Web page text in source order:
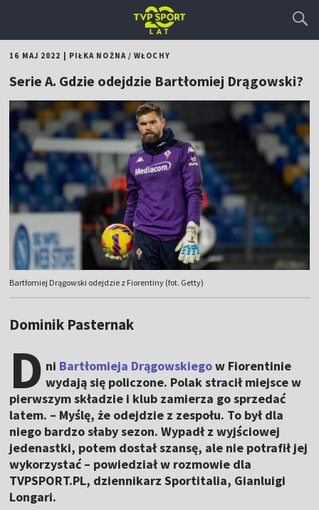
16 MAJ 2022 PIŁKA NOŻNA/WŁOCHY
Serie A. Gdzie odejdzie Bartłomiej Drągowski?
Bartłomiej Drągowski odejdzie z Fiorentiny (fot. Getty)
Dominik Pasternak
D ni Bartłomieja Drągowskiegow Fiorentinie
wydają się policzone. Polak stracił miejsce w
pierwszym składzie i klub zamierza go sprzedać
latem. – Myślę, że odejdzie z zespołu. To był dla
niego bardzo słaby sezon. Wypadł z wyjściowej
jedenastki, potem dostał szansę, ale nie potrafił jej
wykorzystać – powiedział w rozmowie dla
TVPSPORT.PL, dziennikarz Sportitalia, Gianluigi
Longari.